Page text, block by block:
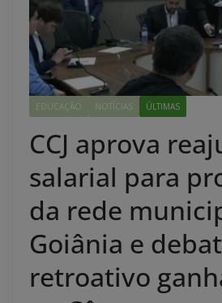
EDUCAÇÃO NOTÍCIAS ÚLTIMAS
CCJ aprova
salarial para
da rede
Goiânia e
retroativo